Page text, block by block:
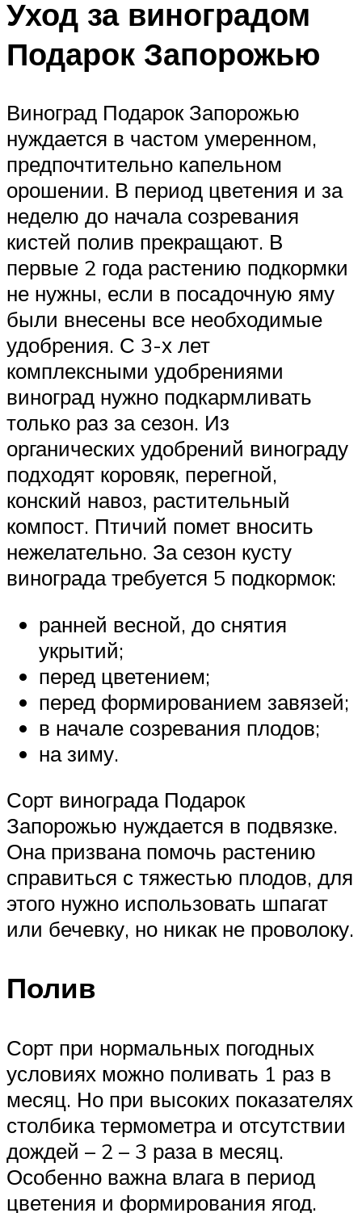
Уход за виноградом
Подарок Запорожью
Виноград Подарок Запорожью
нуждается в частом умеренном,
предпочтительно капельном
орошении. В период цветения и за
неделю до начала созревания
кистей полив прекращают. В
первые 2 года растению подкормки
не нужны, если в посадочную яму
были внесены все необходимые
удобрения. С 3-х лет
комплексными удобрениями
виноград нужно подкармливать
только раз за сезон. Из
органических удобрений винограду
подходят коровяк, перегной,
конский навоз, растительный
компост. Птичий помет вносить
нежелательно. За сезон кусту
винограда требуется 5 подкормок:
ранней весной, до снятия
укрытий;
перед цветением;
перед формированием завязей;
в начале созревания плодов;
на зиму.
Сорт винограда Подарок
Запорожью нуждается в подвязке.
Она призвана помочь растению
справиться с тяжестью плодов, для
этого нужно использовать шпагат
или бечевку, но никак не проволоку.
Полив
Сорт при нормальных погодных
условиях можно поливать 1 раз в
месяц. Но при высоких показателях
столбика термометра и отсутствии
дождей – 2 – 3 раза в месяц.
Особенно важна влага в период
цветения и формирования ягод.